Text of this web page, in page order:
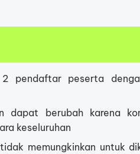
pendaftar peserta
dapat berubah karena
keseluruhan
memungkinkan untuk